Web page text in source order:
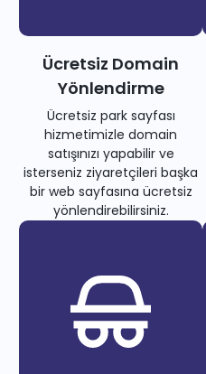
Ücretsiz Domain
Yönlendirme
Ücretsiz park sayfası
hizmetimizle domain
satışınızı yapabilir ve
isterseniz ziyaretçileri başka
bir web sayfasına ücretsiz
yönlendirebilirsiniz.